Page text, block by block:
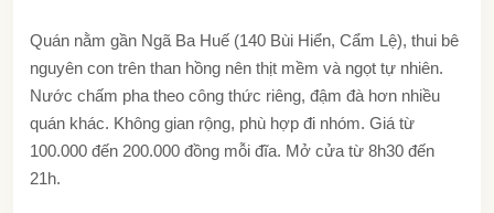
Quán nằm gần Ngã Ba Huế (140 Bùi Hiển, Cẩm Lệ), thui bê
nguyên con trên than hồng nên thịt mềm và ngọt tự nhiên.
Nước chấm pha theo công thức riêng, đậm đà hơn nhiều
quán khác. Không gian rộng, phù hợp đi nhóm. Giá từ
100.000 đến 200.000 đồng mỗi đĩa. Mở cửa từ 8h30 đến
21h.